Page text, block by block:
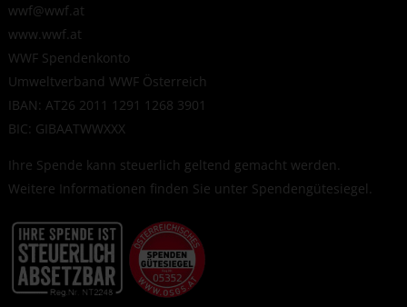
wwf@wwf.at
www.wwf.at
WWF Spendenkonto
Umweltverband WWF Österreich
IBAN: AT26 2011 1291 1268 3901
BIC: GIBAATWWXXX
Ihre Spende kann steuerlich geltend gemacht werden.
Weitere Informationen finden Sie unter Spendengütesiegel